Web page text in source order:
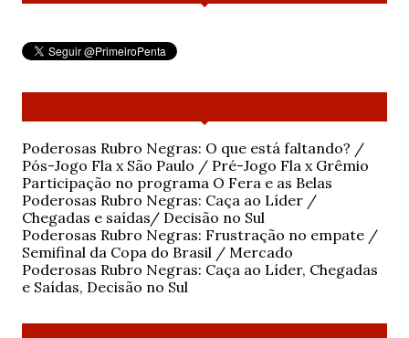
Poderosas Rubro Negras: O que está faltando? /
Pós-Jogo Fla x São Paulo / Pré-Jogo Fla x Grêmio
Participação no programa O Fera e as Belas
Poderosas Rubro Negras: Caça ao Líder /
Chegadas e saídas/ Decisão no Sul
Poderosas Rubro Negras: Frustração no empate /
Semifinal da Copa do Brasil / Mercado
Poderosas Rubro Negras: Caça ao Líder, Chegadas
e Saídas, Decisão no Sul